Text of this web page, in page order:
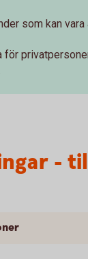
som kan
-